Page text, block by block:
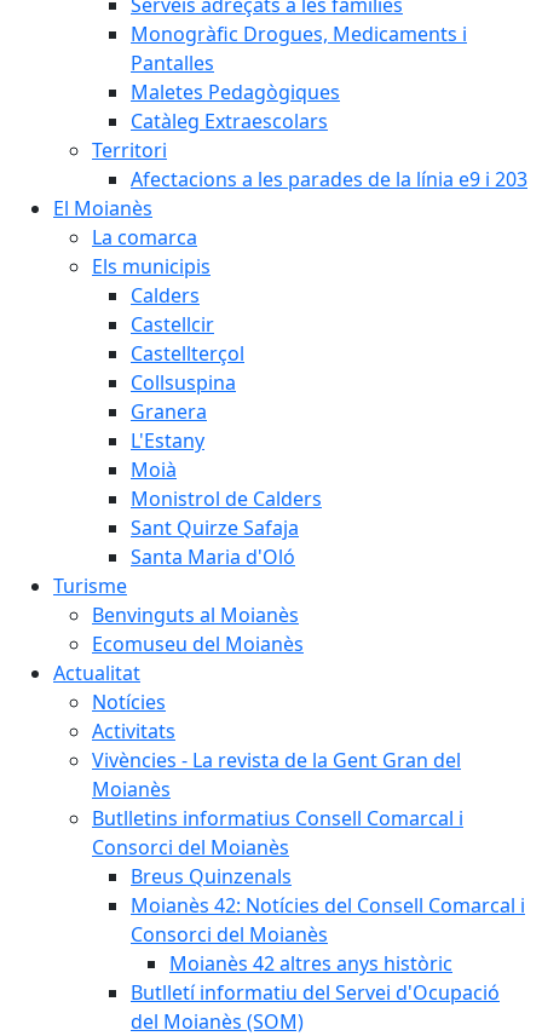
Monogràfic Drogues, Medicaments i
Pantalles
Maletes Pedagògiques
Catàleg Extraescolars
Territori
Afectacions a les parades de la línia e9 i 203
El Moianès
La comarca
Els municipis
Calders
Castellcir
Castellterçol
Collsuspina
Granera
L'Estany
Moià
Monistrol de Calders
Sant Quirze Safaja
Santa Maria d'Oló
Turisme
Benvinguts al Moianès
Ecomuseu del Moianès
Actualitat
Notícies
Activitats
Vivències - La revista de la Gent Gran del
Moianès
Butlletins informatius Consell Comarcal i
Consorci del Moianès
Breus Quinzenals
Moianès 42: Notícies del Consell Comarcal i
Consorci del Moianès
Moianès 42 altres anys històric
Butlletí informatiu del Servei d'Ocupació
del Moianès (SOM)